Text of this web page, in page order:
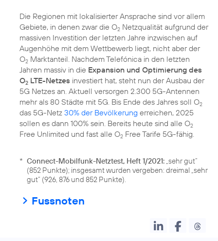
Die Regionen mit lokalisierter Ansprache sind vor allem
Gebiete, in denen zwar die O2 Netzqualität aufgrund der
massiven Investition der letzten Jahre inzwischen auf
Augenhöhe mit dem Wettbewerb liegt, nicht aber der
O2 Marktanteil. Nachdem Telefónica in den letzten
Jahren massiv in die Expansion und Optimierung des
O2 LTE-Netzes investiert hat, steht nun der Ausbau der
5G Netzes an. Aktuell versorgen 2.300 5G-Antennen
mehr als 80 Städte mit 5G. Bis Ende des Jahres soll O2
das 5G-Netz 30% der Bevölkerung erreichen, 2025
sollen es dann 100% sein. Bereits heute sind alle O2
Free Unlimited und fast alle O2 Free Tarife 5G-fähig.
* Connect-Mobilfunk-Netztest, Heft 1/2021: „sehr gut“
(852 Punkte); insgesamt wurden vergeben: dreimal „sehr
gut“ (926, 876 und 852 Punkte).
Fussnoten